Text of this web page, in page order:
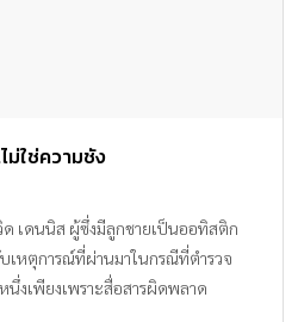
ม่ใช่ความชัง
เดนนิส ผู้ซึ่งมีลูกชายเป็นออทิสติก
เหตุการณ์ที่ผ่านมาในกรณีที่ตำรวจ
งเพียงเพราะสื่อสารผิดพลาด